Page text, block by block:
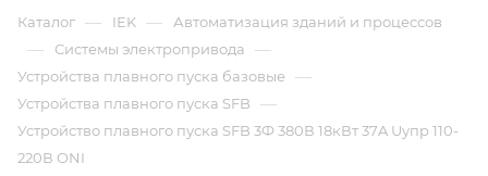
Каталог — IEK — Автоматизация зданий и процессов
— Системы электропривода —
Устройства плавного пуска базовые —
Устройства плавного пуска SFB —
Устройство плавного пуска SFB 3Ф 380В 18кВт 37A Uупр 110-
220В ONI